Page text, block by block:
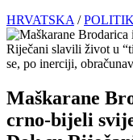
HRVATSKA /
Maškarane
crno-bijeli